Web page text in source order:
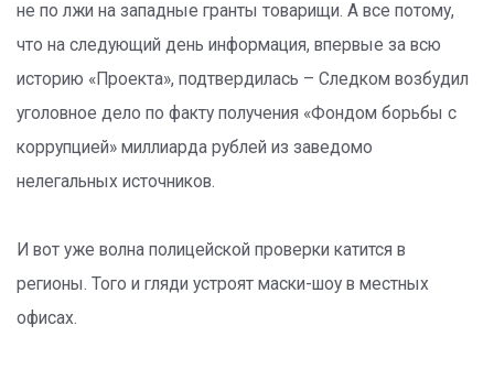
не по лжи на западные гранты товарищи. А все потому,
что на следующий день информация, впервые за всю
историю «Проекта», подтвердилась – Следком возбудил
уголовное дело по факту получения «Фондом борьбы с
коррупцией» миллиарда рублей из заведомо
нелегальных источников.
И вот уже волна полицейской проверки катится в
регионы. Того и гляди устроят маски-шоу в местных
офисах.